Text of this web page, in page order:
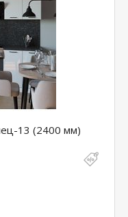
13 (2400 мм)